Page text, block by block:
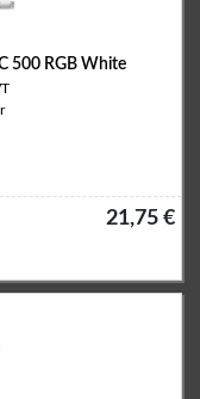
500 RGB White
21,75 €